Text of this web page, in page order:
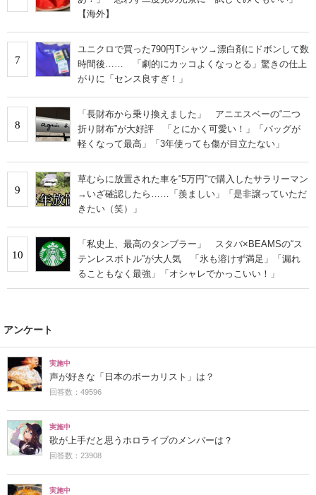
【海外】
7
ユニクロで買った790円Tシャツ→漂白剤にドボンして数
時間後…… 「劇的にカッコよくなっとる」驚きの仕上
がりに「センス良すぎ！」
8
「長財布から乗り換えました」 アニエスベーの“二つ
折り財布”が大好評 「とにかく可愛い！」「バッグが
軽くなって最高」「3年使っても傷が目立たない」
9
草むらに放置された車を“5万円”で購入したサラリーマン
→いざ確認したら……「羨ましい」「是非譲っていただ
きたい（笑）」
10
「私史上、最高のタンブラー」 スタバ×BEAMSの“ス
テンレスボトル”が大人気 「氷も溶けず満足」「漏れ
ることもなく最強」「オシャレでかっこいい！」
アンケート
実施中
声が好きな「日本のボーカリスト」は？
回答数：49596
実施中
歌が上手だと思うホロライブのメンバーは？
回答数：23908
実施中